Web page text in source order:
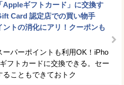
Appleギフトカード」に交換す
Card 認定店での買い物手
ントの消化にアリ！クーポンも
ーパーポイントも利用OK！iPho
フトカードに交換できる。セー
ることもできておトク